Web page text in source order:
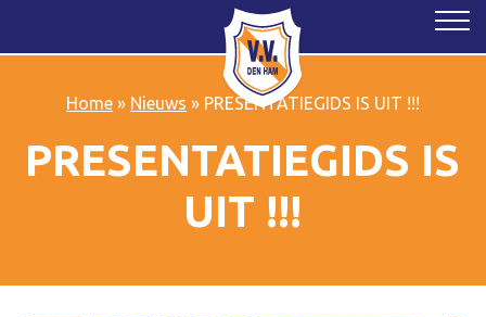
Home» Nieuws » PRESENTATIEGIDS IS UIT !!!
PRESENTATIEGIDS IS
UIT !!!